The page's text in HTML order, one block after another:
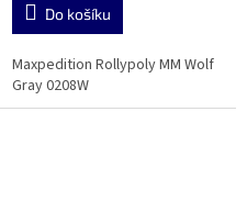
Do košíku
Maxpedition Rollypoly MM Wolf
Gray 0208W